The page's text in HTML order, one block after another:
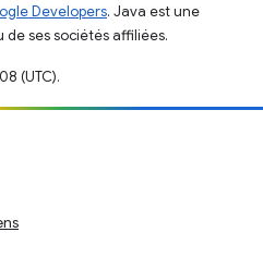
Developers. Java est une
ses sociétés affiliées.
(UTC).